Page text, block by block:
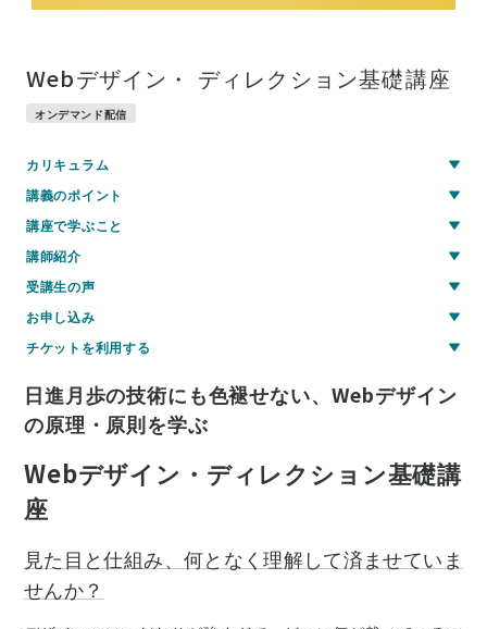
日進月歩の技術にも色褪せない、Webデザイン
の原理・原則を学ぶ
Webデザイン・ディレクション基礎講
座
見た目と仕組み、何となく理解して済ませていま
せんか？
Webデザイン・ ディレクション基礎講座
オンデマンド配信
カリキュラム
講義のポイント
講座で学ぶこと
講師紹介
受講生の声
お申し込み
チケットを利用する